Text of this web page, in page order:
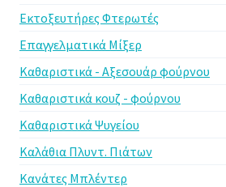
Εκτοξευτήρες Φτερωτές
Επαγγελματικά Μίξερ
Καθαριστικά - Αξεσουάρ φούρνου
Καθαριστικά κουζ - φούρνου
Καθαριστικά Ψυγείου
Καλάθια Πλυντ. Πιάτων
Κανάτες Μπλέντερ